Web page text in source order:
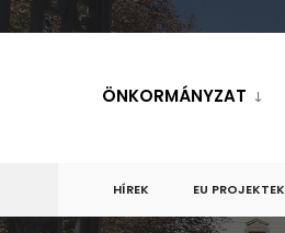
ÖNKORMÁNYZAT
HÍREK EU PROJEKTEK